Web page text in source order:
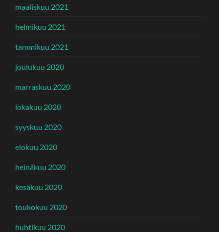
maaliskuu 2021
helmikuu 2021
tammikuu 2021
joulukuu 2020
marraskuu 2020
lokakuu 2020
syyskuu 2020
elokuu 2020
heinäkuu 2020
kesäkuu 2020
toukokuu 2020
huhtikuu 2020